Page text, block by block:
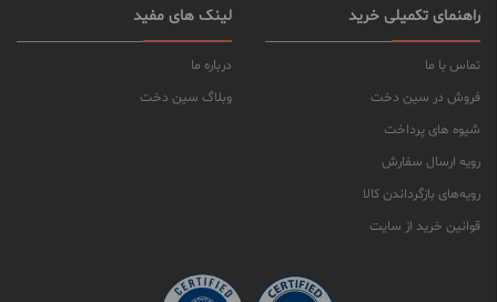
راهنمای تکمیلی خرید
تماس با ما
فروش در سین دخت
شیوه های پرداخت
رویه ارسال سفارش
رویه‌های بازگرداندن کالا
قوانین خرید از سایت
لینک های مفید
درباره ما
وبلاگ سین دخت